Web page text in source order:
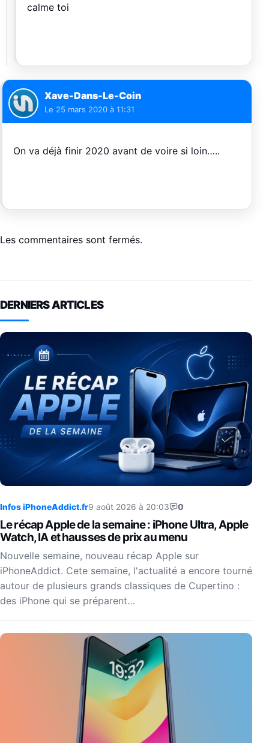
calme toi
Xave-Dans-Le-Coin
Le 25 mars 2020 à 11:31
On va déjà finir 2020 avant de voire si loin…..
Les commentaires sont fermés.
DERNIERS ARTICLES
Infos iPhoneAddict.fr9 août 2026 à 20:03 0
Le récap Apple de la semaine : iPhone Ultra, Apple
Watch, IA et hausses de prix au menu
Nouvelle semaine, nouveau récap Apple sur
iPhoneAddict. Cete semaine, l'actualité a encore tourné
autour de plusieurs grands classiques de Cupertino :
des iPhone qui se préparent…